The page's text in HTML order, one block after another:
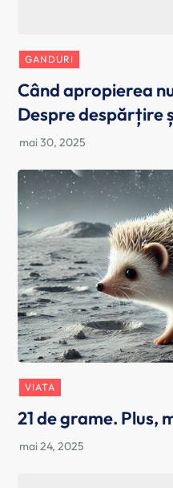
GANDURI
Când apropierea
Despre despărțire
VIATA
21 de grame. Plus,